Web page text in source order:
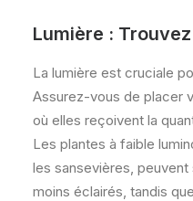
Lumière :
La lumière est cruciale
Assurez-vous de placer
où elles reçoivent la
Les plantes à faible
les sansevières,
moins éclairés, tandis